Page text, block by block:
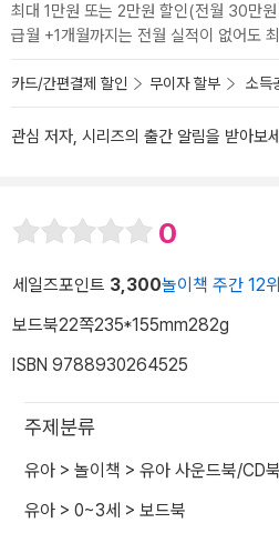
최대 1만원 또는 2만원 할인(전월 30만
급월 +1개월까지는 전월 실적이 없어도
카드/간편결제 할인 무이자 할부 소득
관심 저자, 시리즈의 출간 알림을 받아보
0
세일즈포인트 3,300놀이책 주간 12위
보드북22쪽235*155mm282g
ISBN 9788930264525
주제분류
유아 > 놀이책 > 유아 사운드북/CD북
유아 > 0~3세 > 보드북